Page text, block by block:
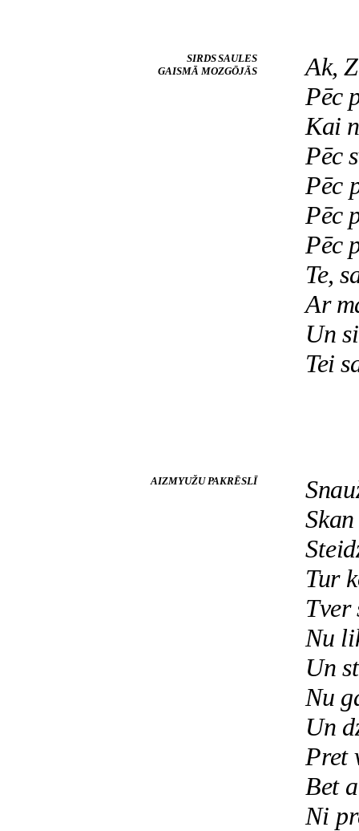
SIRDS SAULES
GAISMĀ MOZGŌJĀS
Ak,
Pēc
Kai
Pēc
Pēc
Pēc
Pēc
Te,
Ar
Un
Tei
AIZMYUŽU PAKRĒSLĪ
Tur
Tver
Nu
Un
Nu
Un
Pret
Bet
Ni